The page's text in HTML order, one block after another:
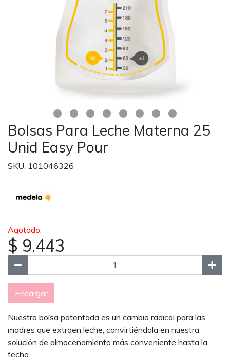
Bolsas Para Leche Materna 25
Unid Easy Pour
SKU: 101046326
Agotado.
$ 9.443
Encargar
Nuestra bolsa patentada es un cambio radical para las
madres que extraen leche, convirtiéndola en nuestra
solución de almacenamiento más conveniente hasta la
fecha.